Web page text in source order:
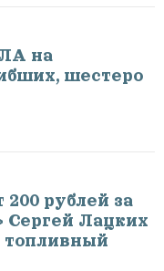
на
шестеро
рублей за
Сергей Лацких
топливный